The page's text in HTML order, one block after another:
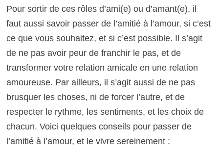
Pour sortir de ces rôles d’ami(e) ou d’amant(e), il
faut aussi savoir passer de l’amitié à l’amour, si c’est
ce que vous souhaitez, et si c’est possible. Il s’agit
de ne pas avoir peur de franchir le pas, et de
transformer votre relation amicale en une relation
amoureuse. Par ailleurs, il s’agit aussi de ne pas
brusquer les choses, ni de forcer l’autre, et de
respecter le rythme, les sentiments, et les choix de
chacun. Voici quelques conseils pour passer de
l’amitié à l’amour, et le vivre sereinement :